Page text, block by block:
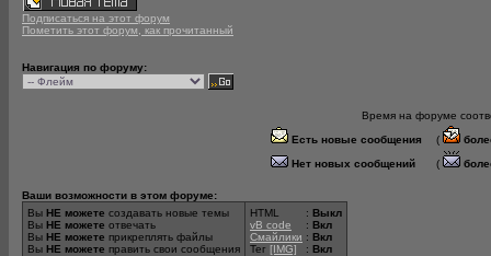
Подписаться на этот форум
Пометить этот форум, как прочитанный
Навигация по форуму:
Время на форуме
Есть новые сообщения
(
Нет новых сообщений
(
Ваши возможности в этом форуме:
Вы НЕ можете создавать новые темы
Вы НЕ можете отвечать
Вы НЕ можете прикреплять файлы
Вы НЕ можете править свои сообщения
HTML
vB code
Смайлики
Тег [IMG]
: Выкл
: Вкл
: Вкл
: Вкл